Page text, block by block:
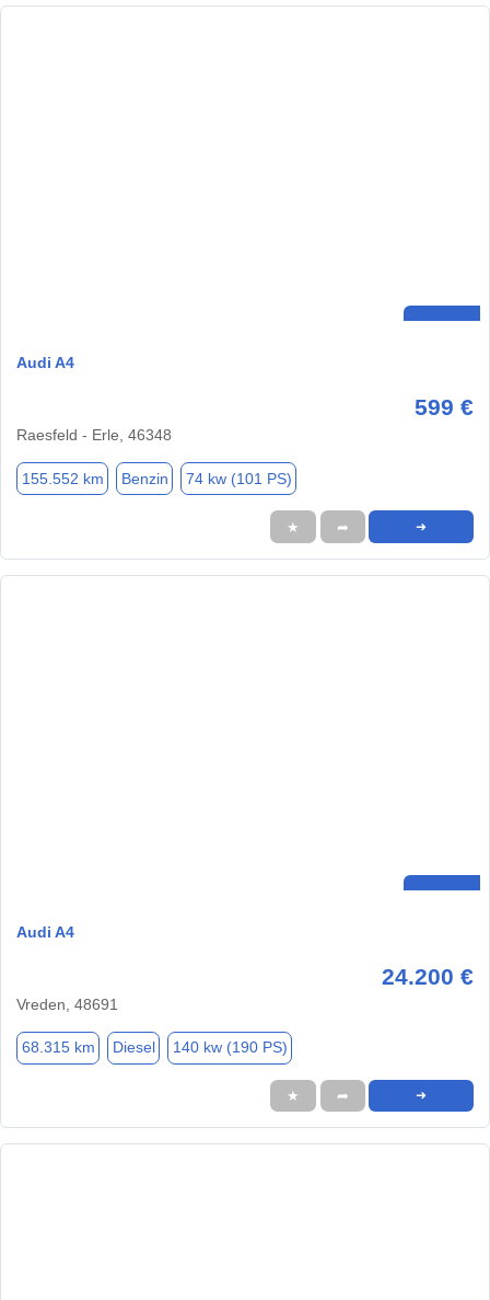
Audi A4
599 €
Raesfeld - Erle, 46348
155.552 km Benzin 74 kw (101 PS)
★ ➦ ➜
Audi A4
24.200 €
Vreden, 48691
68.315 km Diesel 140 kw (190 PS)
★ ➦ ➜